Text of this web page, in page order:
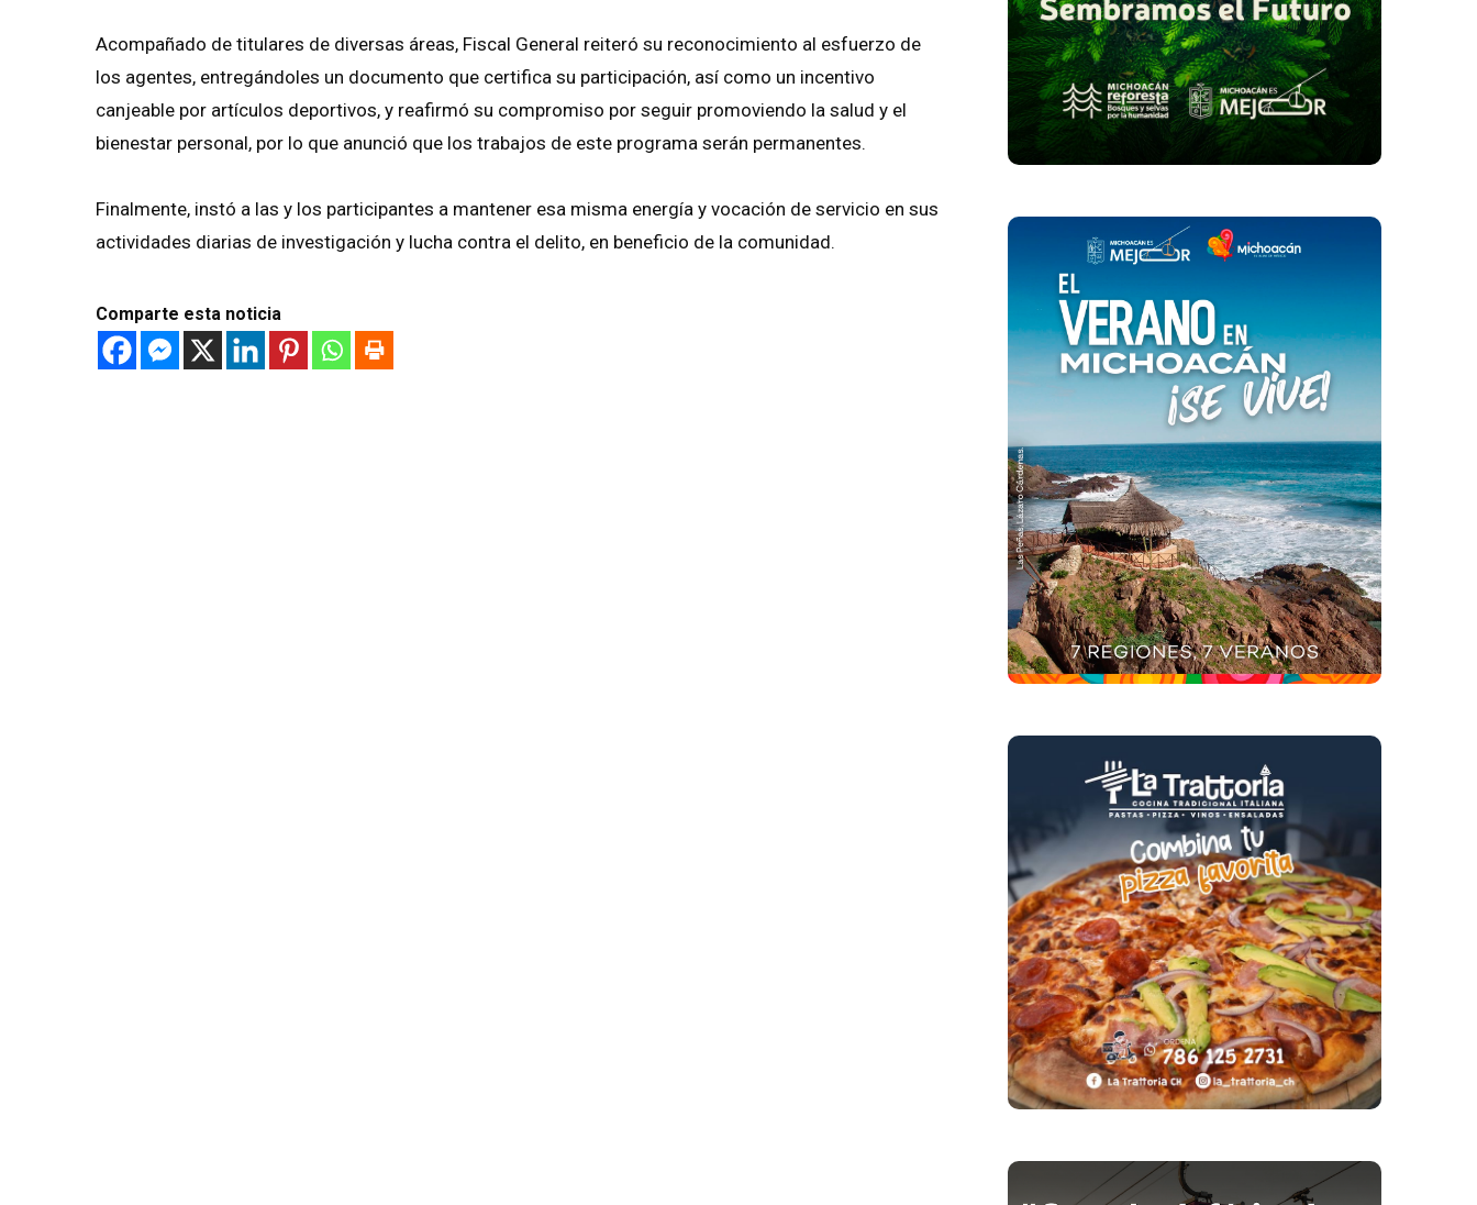
Acompañado de titulares de diversas áreas, Fiscal General reiteró su reconocimiento al esfuerzo de
los agentes, entregándoles un documento que certifica su participación, así como un incentivo
canjeable por artículos deportivos, y reafirmó su compromiso por seguir promoviendo la salud y el
bienestar personal, por lo que anunció que los trabajos de este programa serán permanentes.
Finalmente, instó a las y los participantes a mantener esa misma energía y vocación de servicio en sus
actividades diarias de investigación y lucha contra el delito, en beneficio de la comunidad.
Comparte esta noticia